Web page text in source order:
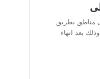
مناطق بطريق
بعد انهاء